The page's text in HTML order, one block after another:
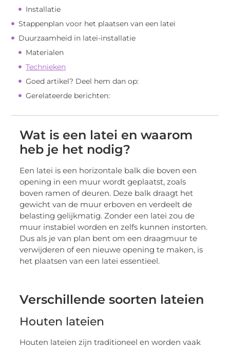
Installatie
Stappenplan voor het plaatsen van een latei
Duurzaamheid in latei-installatie
Materialen
Technieken
Goed artikel? Deel hem dan op:
Gerelateerde berichten:
Wat is een latei en waarom
heb je het nodig?
Een latei is een horizontale balk die boven een
opening in een muur wordt geplaatst, zoals
boven ramen of deuren. Deze balk draagt het
gewicht van de muur erboven en verdeelt de
belasting gelijkmatig. Zonder een latei zou de
muur instabiel worden en zelfs kunnen instorten.
Dus als je van plan bent om een draagmuur te
verwijderen of een nieuwe opening te maken, is
het plaatsen van een latei essentieel.
Verschillende soorten lateien
Houten lateien
Houten lateien zijn traditioneel en worden vaak